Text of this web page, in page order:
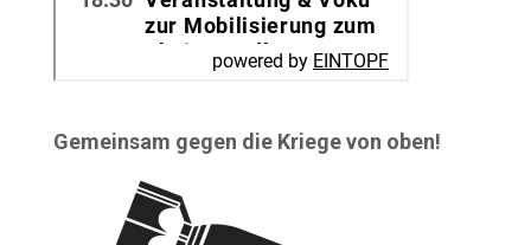
Gemeinsam gegen die Kriege von oben!